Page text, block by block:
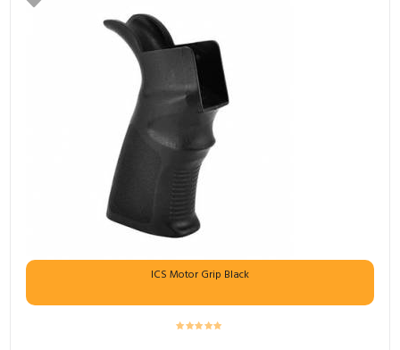
ICS Motor Grip Black